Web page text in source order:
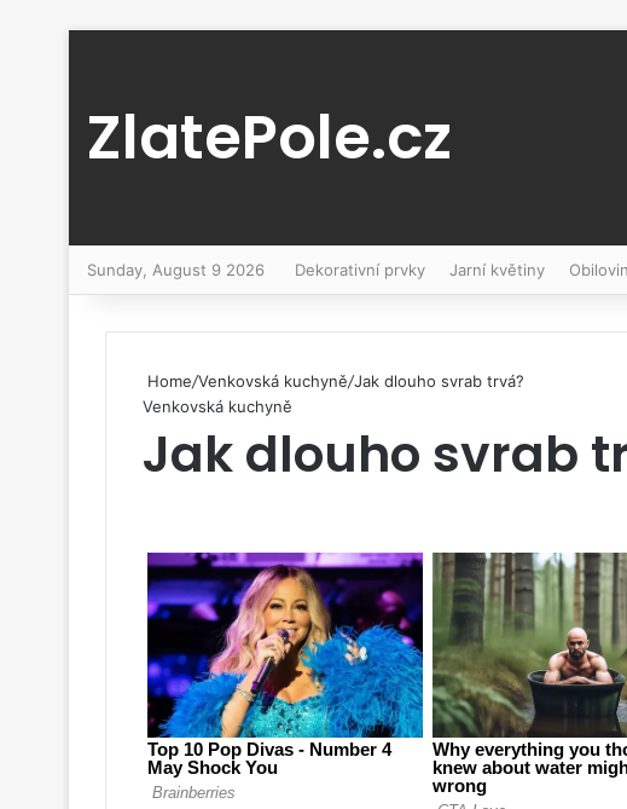
ZlatePole.cz
Sunday, August 9 2026 Dekorativní prvky Jarní květiny
Home/Venkovská kuchyně/Jak dlouho svrab trvá?
Venkovská kuchyně
Jak dlouho svrab